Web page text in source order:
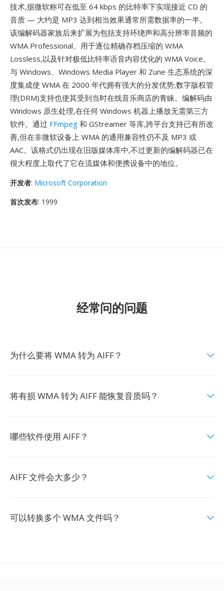
技术,据微软称可在低至 64 kbps 的比特率下实现接近 CD 的
音质 — 大约是 MP3 达到相当效果通常所需数据率的一半。
该编解码器家族后来扩展为包括支持环绕声和高分辨率音频的
WMA Professional、用于逐位精确存档压缩的 WMA
Lossless,以及针对极低比特率语音内容优化的 WMA Voice。
与 Windows、Windows Media Player 和 Zune 生态系统的深
度集成使 WMA 在 2000 年代拥有强大的分发优势,数字版权管
理(DRM)支持也使其受到当时在线音乐商店的青睐。编解码由
Windows 原生处理,在任何 Windows 机器上播放无需第三方
软件。通过 FFmpeg 和 GStreamer 等库,跨平台支持已有所改
善,但在非微软设备上 WMA 的通用兼容性仍不及 MP3 或
AAC。该格式仍出现在旧版媒体库中,不过更新的编解码器已在
很大程度上取代了它在流媒体和便携设备中的地位。
开发者: Microsoft Corporation
首次发布: 1999
经常问的问题
为什么要将 WMA 转为 AIFF？
将有损 WMA 转为 AIFF 能恢复音质吗？
哪些软件使用 AIFF？
AIFF 文件会大多少？
可以转换多个 WMA 文件吗？